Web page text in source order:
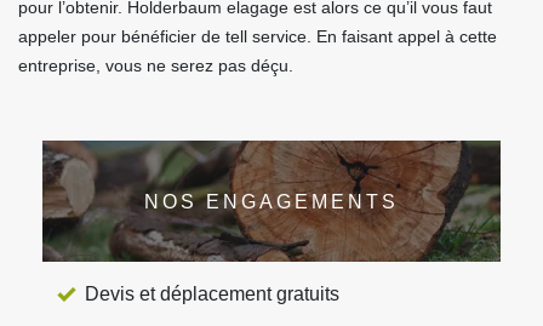
pour l’obtenir. Holderbaum elagage est alors ce qu’il vous faut
appeler pour bénéficier de tell service. En faisant appel à cette
entreprise, vous ne serez pas déçu.
NOS ENGAGEMENTS
Devis et déplacement gratuits